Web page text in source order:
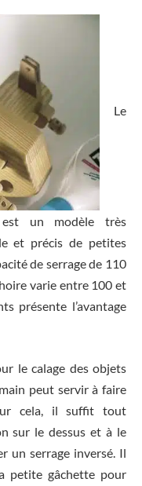
Le
un modèle très
et précis de petites
de serrage de 110
varie entre 100 et
présente l’avantage
le calage des objets
peut servir à faire
cela, il suffit tout
sur le dessus et à le
un serrage inversé. Il
petite gâchette pour